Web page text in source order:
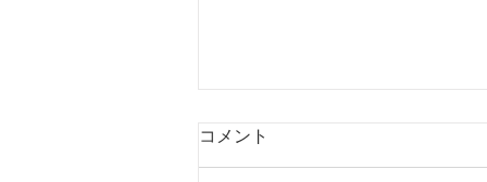
盆期間営業日について
【盆期間営業日について】 あき
コメント